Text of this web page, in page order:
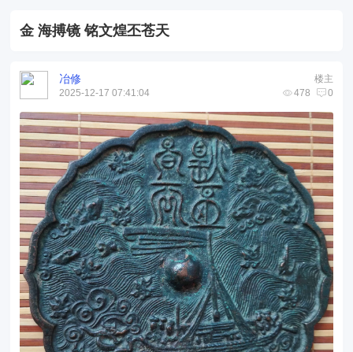
金 海搏镜 铭文煌丕苍天
楼主
冶修
478 0
2025-12-17 07:41:04